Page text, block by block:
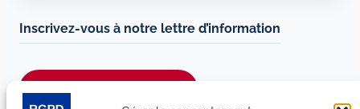
Inscrivez-vous à notre lettre d’information